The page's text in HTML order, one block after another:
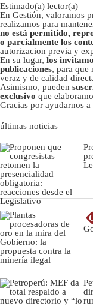
Estimado(a) lector(a)
En Gestión, valoramos
realizamos para
no está permitido,
o parcialmente los
autorizacion previa y
En su lugar, los
publicaciones, para que
veraz y de calidad
Asimismo, pueden
exclusivo que
Gracias por ayudarnos
últimas noticias